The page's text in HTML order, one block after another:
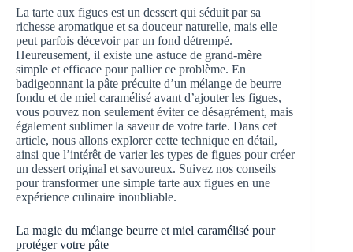
La tarte aux figues est un dessert qui séduit par sa
richesse aromatique et sa douceur naturelle, mais elle
peut parfois décevoir par un fond détrempé.
Heureusement, il existe une astuce de grand-mère
simple et efficace pour pallier ce problème. En
badigeonnant la pâte précuite d’un mélange de beurre
fondu et de miel caramélisé avant d’ajouter les figues,
vous pouvez non seulement éviter ce désagrément, mais
également sublimer la saveur de votre tarte. Dans cet
article, nous allons explorer cette technique en détail,
ainsi que l’intérêt de varier les types de figues pour créer
un dessert original et savoureux. Suivez nos conseils
pour transformer une simple tarte aux figues en une
expérience culinaire inoubliable.
La magie du mélange beurre et miel caramélisé pour
protéger votre pâte